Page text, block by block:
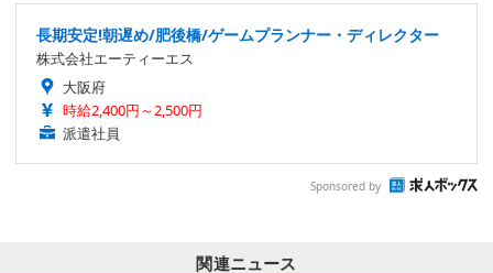
長期安定!朝遅め/肥後橋/ゲームプランナー・ディレクター
株式会社エーティーエス
大阪府
時給2,400円～2,500円
派遣社員
Sponsored by
関連ニュース